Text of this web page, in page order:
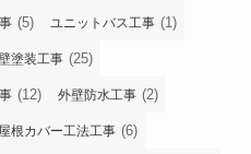
(5) ユニットバス工事 (1)
塗装工事 (25)
(12) 外壁防水工事 (2)
屋根カバー工法工事 (6)